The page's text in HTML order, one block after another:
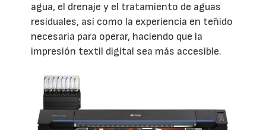
agua, el drenaje y el tratamiento de aguas
residuales, así como la experiencia en teñido
necesaria para operar, haciendo que la
impresión textil digital sea más accesible.